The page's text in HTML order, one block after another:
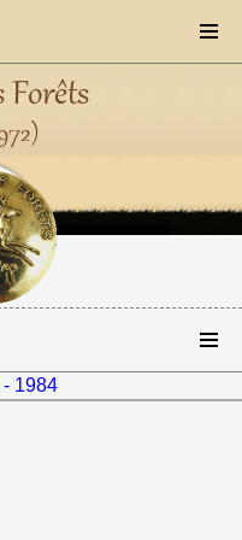
Forêts
- 1984